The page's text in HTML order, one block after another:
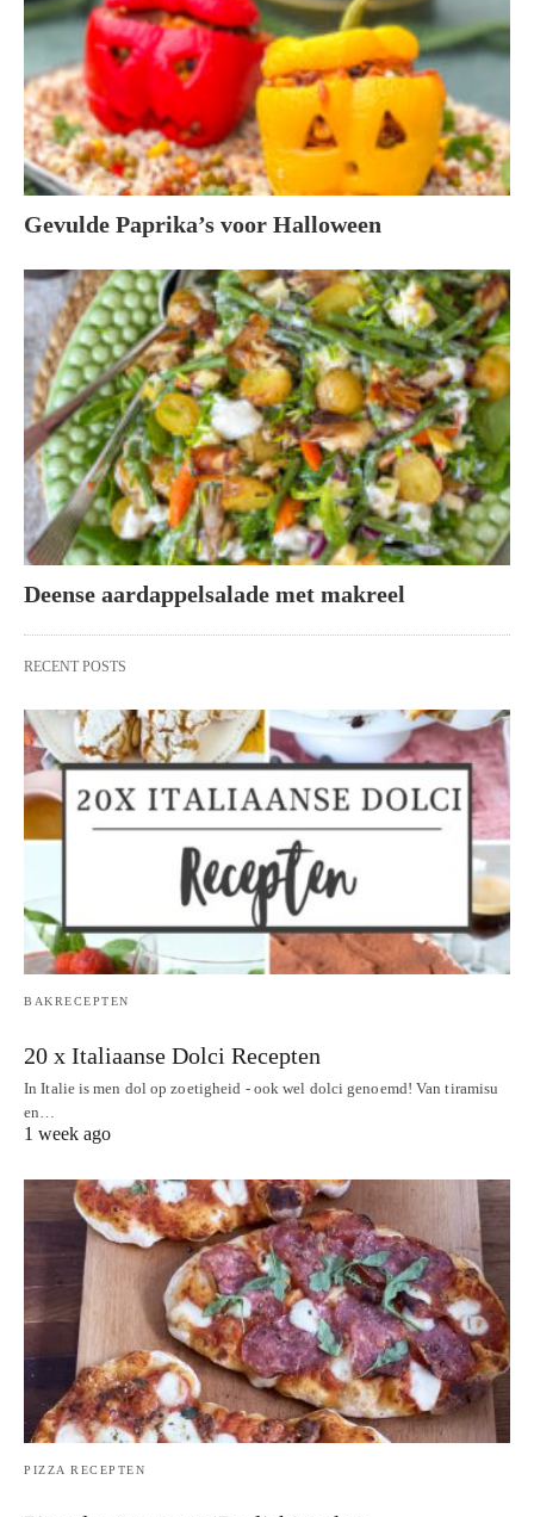
Gevulde Paprika’s voor Halloween
Deense aardappelsalade met makreel
RECENT POSTS
BAKRECEPTEN
20 x Italiaanse Dolci Recepten
In Italie is men dol op zoetigheid - ook wel dolci genoemd! Van tiramisu
en…
1 week ago
PIZZA RECEPTEN